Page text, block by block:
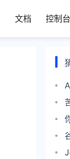
文档 控制台